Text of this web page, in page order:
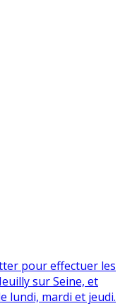
pour effectuer les
sur Seine, et
lundi, mardi et jeudi.